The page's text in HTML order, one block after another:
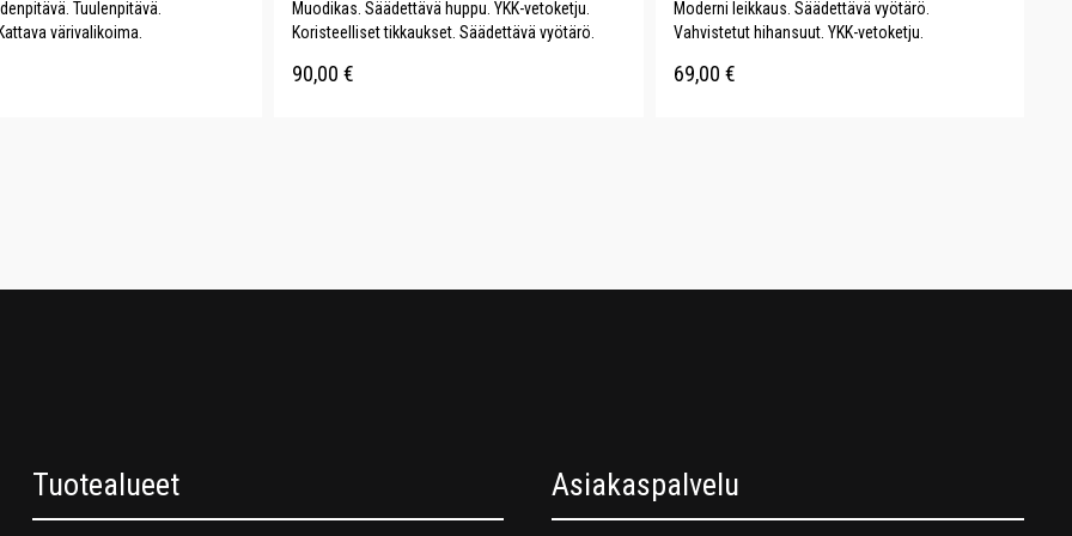
Tuulenpitävä.
värivalikoima.
Muodikas. Säädettävä huppu. YKK-vetoketju.
Koristeelliset tikkaukset. Säädettävä vyötärö.
90,00 €
Moderni leikkaus. Säädettävä vyötärö.
Vahvistetut hihansuut. YKK-vetoketju.
69,00 €
Tuotealueet Asiakaspalvelu